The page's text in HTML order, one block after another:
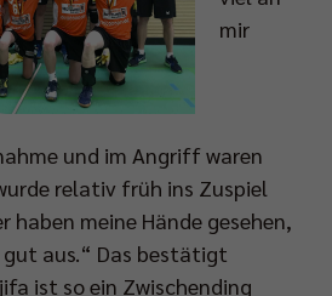
mir
und im Angriff waren
relativ früh ins Zuspiel
haben meine Hände gesehen,
aus.“ Das bestätigt
ist so ein Zwischending